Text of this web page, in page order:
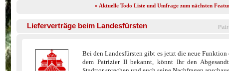
» Aktuelle Todo Liste und Umfrage zum nächsten
Lieferverträge beim Landesfürsten
Bei den Landesfürsten gibt es jetzt die neue Funktion
dem Patrizier II bekannt, könnt Ihr den